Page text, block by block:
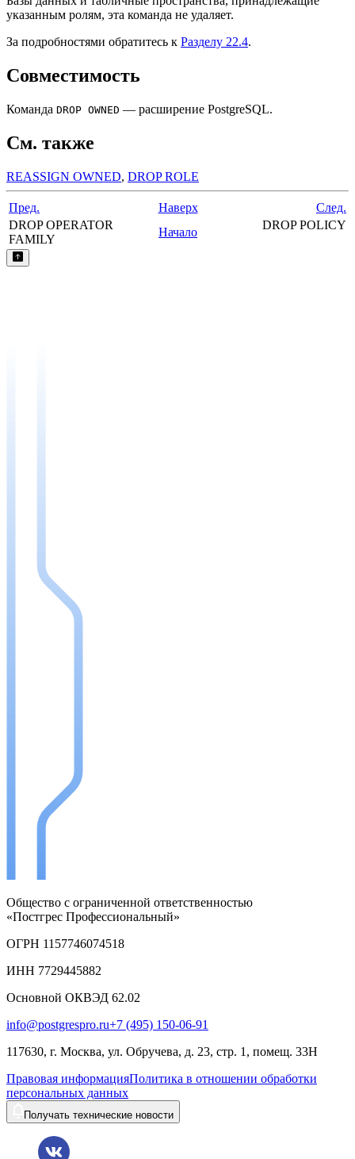
указанным ролям, эта команда не удаляет.
За подробностями обратитесь к Разделу 22.4.
Совместимость
Команда DROP OWNED — расширение PostgreSQL.
См. также
REASSIGN OWNED, DROP ROLE
Пред. Наверх
След.
DROP OPERATOR
FAMILY
Начало
DROP POLICY
Общество с ограниченной ответственностью
«Постгрес Профессиональный»
ОГРН 1157746074518
ИНН 7729445882
Основной ОКВЭД 62.02
info@postgrespro.ru+7 (495) 150-06-91
117630, г. Москва, ул. Обручева, д. 23, стр. 1, помещ. 33Н
Правовая информацияПолитика в отношении обработки
персональных данных
Получать технические новости